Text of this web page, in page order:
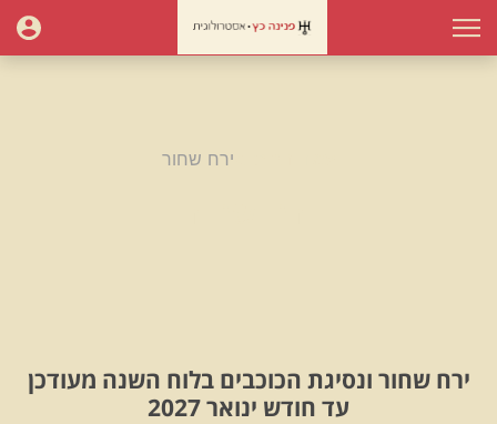
ירח שחור
ירח שחור ונסיגת הכוכבים בלוח השנה מעודכן
עד חודש ינואר 2027